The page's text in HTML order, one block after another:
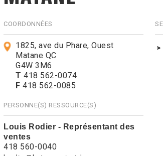
COORDONNÉES
1825, ave du Phare, Ouest
Matane QC
G4W 3M6
T 418 562-0074
F 418 562-0085
PERSONNE(S) RESSOURCE(S)
Louis Rodier - Représentant des
ventes
418 560-0040